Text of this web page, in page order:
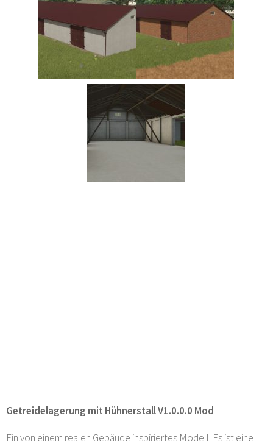
Getreidelagerung mit Hühnerstall V1.0.0.0 Mod
Ein von einem realen Gebäude inspiriertes Modell. Es ist eine